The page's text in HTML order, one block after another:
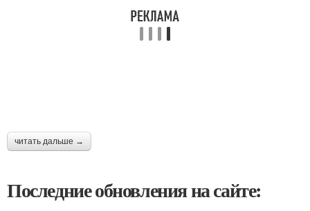
читать дальше →
Последние обновления на сайте: